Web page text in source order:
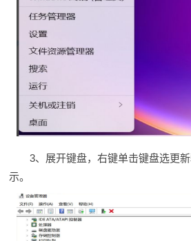
3、展开键盘，右键单击键盘选更
示。